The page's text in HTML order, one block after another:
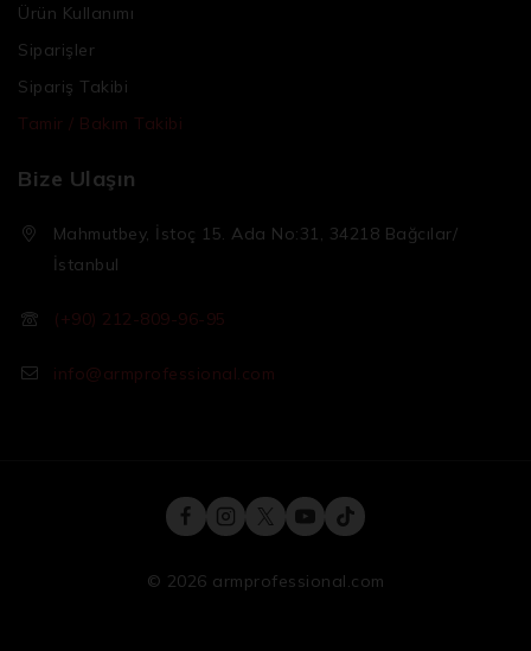
Ürün Kullanımı
Siparişler
Sipariş Takibi
Tamir / Bakım Takibi
Bize Ulaşın
Mahmutbey, İstoç 15. Ada No:31, 34218 Bağcılar/
İstanbul
(+90) 212-809-96-95
info@armprofessional.com
© 2026 armprofessional.com